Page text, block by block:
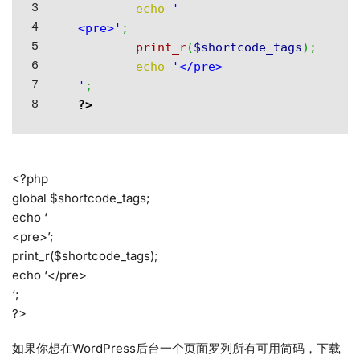
3
4
5
6
7
echo
'
<pre>' ;
print_r($shortcode_tags) ;
echo
'</pre>
' ;
?>
<?php
global $shortcode_tags;
echo ‘
<pre>’;
print_r($shortcode_tags);
echo ‘</pre>
‘;
?>
如果你想在WordPress后台一个页面罗列所有可用简码，下载